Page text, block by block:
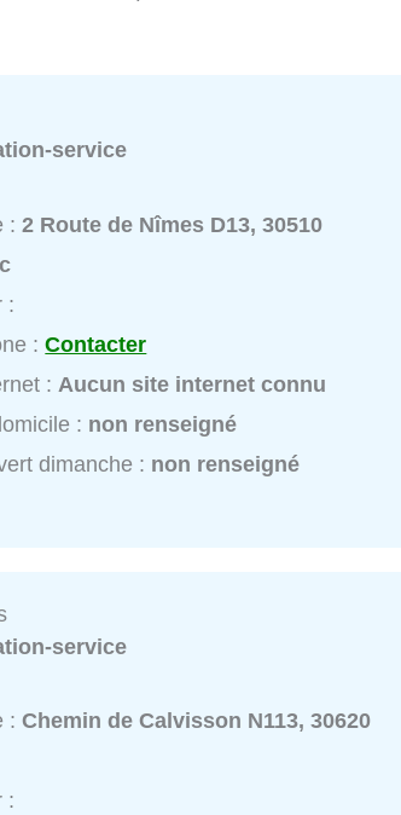
service
:2 Route de Nîmes D13, 30510
:
:Contacter
: Aucun site internet connu
: non renseigné
dimanche : non renseigné
service
:Chemin de Calvisson N113, 30620
: